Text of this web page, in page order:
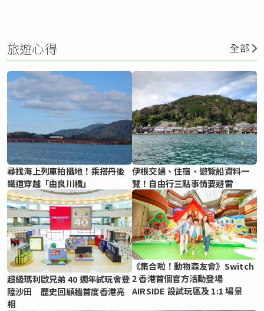
旅遊心得 全部
尋找海上列車拍攝地！乘搭丹後
鐵道穿越「由良川橋」
伊根交通、住宿、遊覽船資料一
覽！自由行三點事情要避雷
超級瑪利歐兄弟 40 週年試玩會登
陸沙田 歷史回顧牆首度香港亮
相
《集合啦！動物森友會》Switch
2 香港首個官方活動登場
AIRSIDE 設試玩區及 1:1 場景